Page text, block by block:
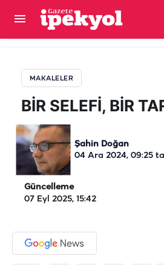
MAKALELER
BİR SELEFİ, BİR
Şahin Doğan
04 Ara 2024, 09:25
Güncelleme
07 Eyl 2025, 15:42
BİR SELEFİ, BİR TARİHSELCİ